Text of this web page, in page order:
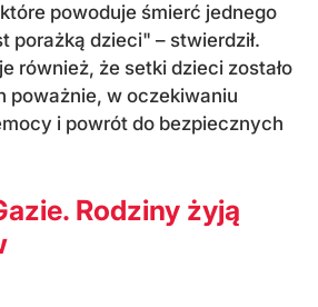
powoduje śmierć jednego
porażką dzieci" – stwierdził.
również, że setki dzieci zostało
poważnie, w oczekiwaniu
i powrót do bezpiecznych
Rodziny żyją